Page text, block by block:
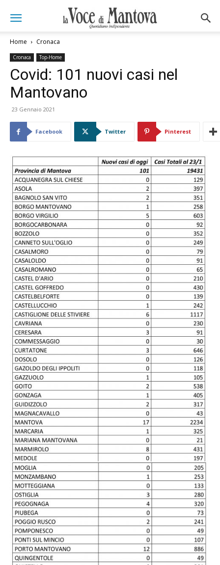
Home Cronaca
Cronaca Top-Home
Covid: 101 nuovi casi nel
Mantovano
23 Gennaio 2021
Facebook Twitter Pinterest